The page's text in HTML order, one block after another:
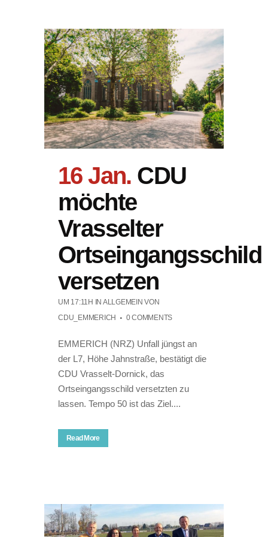
16 Jan. CDU
möchte
Vrasselter
Ortseingangsschild
versetzen
UM 17:11H IN ALLGEMEINVON
CDU_EMMERICH
0 COMMENTS
EMMERICH (NRZ) Unfall jüngst an
der L7, Höhe Jahnstraße, bestätigt die
CDU Vrasselt-Dornick, das
Ortseingangsschild versetzten zu
lassen. Tempo 50 ist das Ziel....
Read More